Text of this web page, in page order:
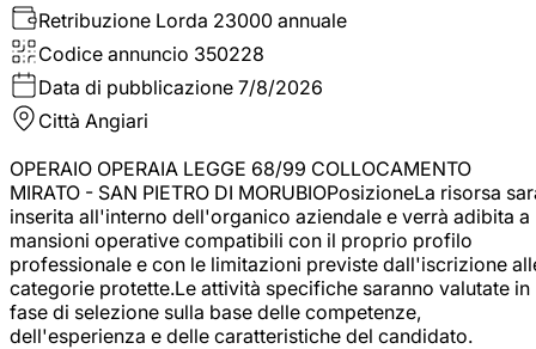
Retribuzione Lorda 23000 annuale
Codice annuncio 350228
Data di pubblicazione 7/8/2026
Città Angiari
OPERAIO OPERAIA LEGGE 68/99 COLLOCAMENTO
MIRATO - SAN PIETRO DI MORUBIOPosizioneLa risorsa
inserita all'interno dell'organico aziendale e verrà adibita a
mansioni operative compatibili con il proprio profilo
professionale e con le limitazioni previste dall'iscrizione
categorie protette.Le attività specifiche saranno valutate in
fase di selezione sulla base delle competenze,
dell'esperienza e delle caratteristiche del candidato.